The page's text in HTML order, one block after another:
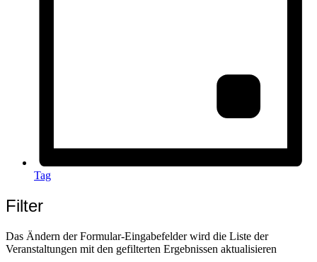
Tag
Filter
Das Ändern der Formular-Eingabefelder wird die Liste der
Veranstaltungen mit den gefilterten Ergebnissen aktualisieren